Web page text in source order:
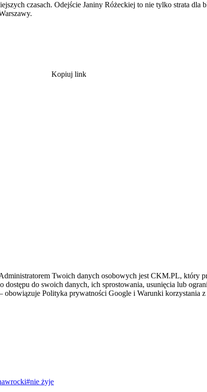
czasach. Odejście Janiny Różeckiej to nie tylko strata dla
Kopiuj link
Twoich danych osobowych jest CKM.PL, który
do swoich danych, ich sprostowania, usunięcia lub
Polityka prywatności Google i Warunki korzystania z
#nie żyje